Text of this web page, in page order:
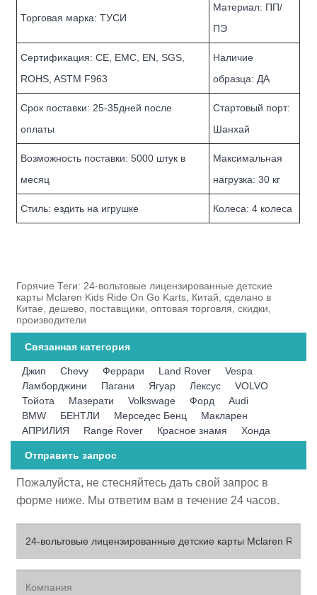
Торговая марка: ТУСИ
Материал: ПП/
ПЭ
Сертификация: CE, EMC, EN, SGS,
ROHS, ASTM F963
Наличие
образца: ДА
Срок поставки: 25-35дней после
оплаты
Стартовый порт:
Шанхай
Возможность поставки: 5000 штук в
месяц
Максимальная
нагрузка: 30 кг
Стиль: ездить на игрушке Колеса: 4 колеса
Горячие Теги: 24-вольтовые лицензированные детские
карты Mclaren Kids Ride On Go Karts, Китай, сделано в
Китае, дешево, поставщики, оптовая торговля, скидки,
производители
Связанная категория
Джип Chevy Феррари Land Rover
Vespa
Ламборджини
Пагани Ягуар Лексус
VOLVO
Тойота
Мазерати Volkswage Форд
Audi
BMW
БЕНТЛИ Мерседес Бенц
Макларен
АПРИЛИЯ
Range Rover Красное знамя Хонда
Отправить запрос
Пожалуйста, не стесняйтесь дать свой запрос в
форме ниже. Мы ответим вам в течение 24 часов.